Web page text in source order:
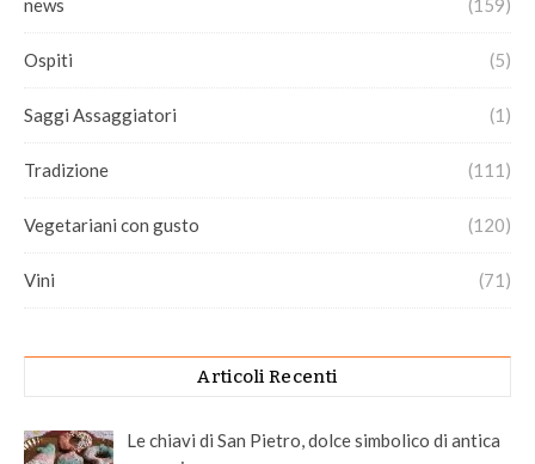
news (159)
Ospiti (5)
Saggi Assaggiatori (1)
Tradizione (111)
Vegetariani con gusto (120)
Vini (71)
Articoli Recenti
Le chiavi di San Pietro, dolce simbolico di antica